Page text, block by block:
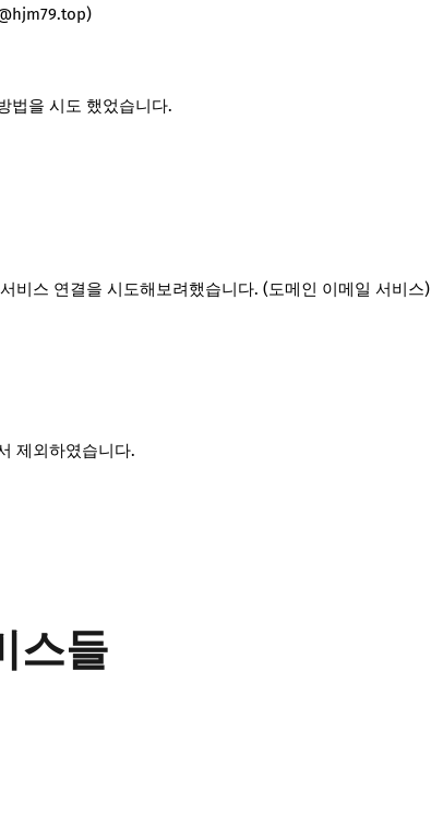
)
법을 시도 했었습니다.
비스 연결을 시도해보려했습니다. (도메인 이메일 서비스)
제외하였습니다.
스들